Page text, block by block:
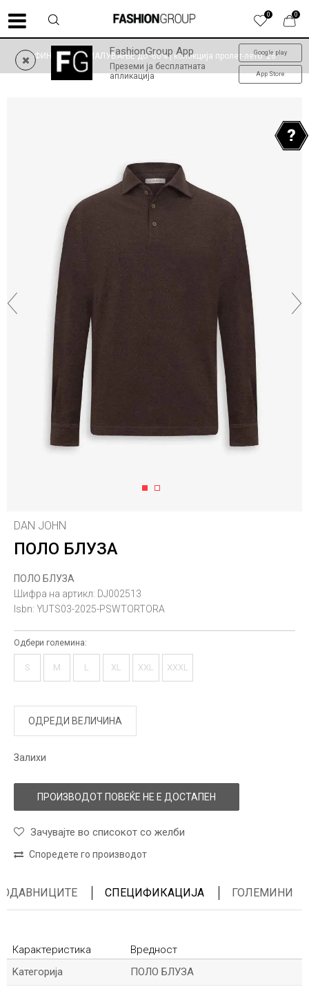
0
0
FashionGroup App
Преземи ја бесплатната
апликација
Google play
App Store
ФИНАЛНО НАМАЛУВАЊЕ до -60% | колекција пролет-лето '26
1 2
DAN JOHN
ПОЛО БЛУЗА
ПОЛО БЛУЗА
Шифра на артикл: DJ002513
Isbn: YUTS03-2025-PSWTORTORA
Одбери големина:
S M L XL XXL XXXL
ОДРЕДИ ВЕЛИЧИНА
Залихи
ПРОИЗВОДОТ ПОВЕЌЕ НЕ Е ДОСТАПЕН
Зачувајте во списокот со желби
Споредете го производот
СПЕЦИФИКАЦИЈА ГОЛЕМИНИ
Карактеристика
Вредност
Kатегорија
ПОЛО БЛУЗА